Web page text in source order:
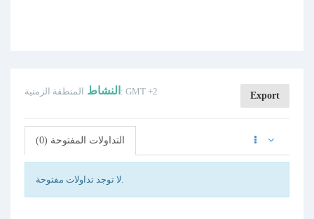
النشاط المنطقة الزمنية: GMT +2 Export
التداولات المفتوحة (0)
لا توجد تداولات مفتوحة.